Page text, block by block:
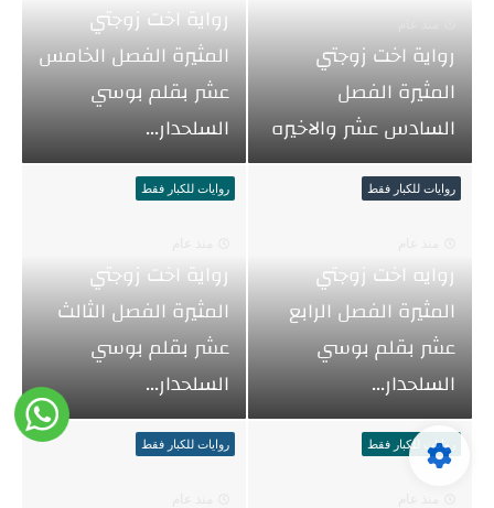
رواية اخت زوجتي
المثيرة الفصل
السادس عشر والاخيره
رواية اخت زوجتي
المثيرة الفصل الخامس
عشر بقلم بوسي
السلحدار...
روايات للكبار فقط
روايه اخت زوجتي
المثيرة الفصل الرابع
عشر بقلم بوسي
السلحدار...
روايات للكبار فقط
رواية اخت زوجتي
المثيرة الفصل الثالث
عشر بقلم بوسي
السلحدار...
روايات للكبار فقط روايات للكبار فقط